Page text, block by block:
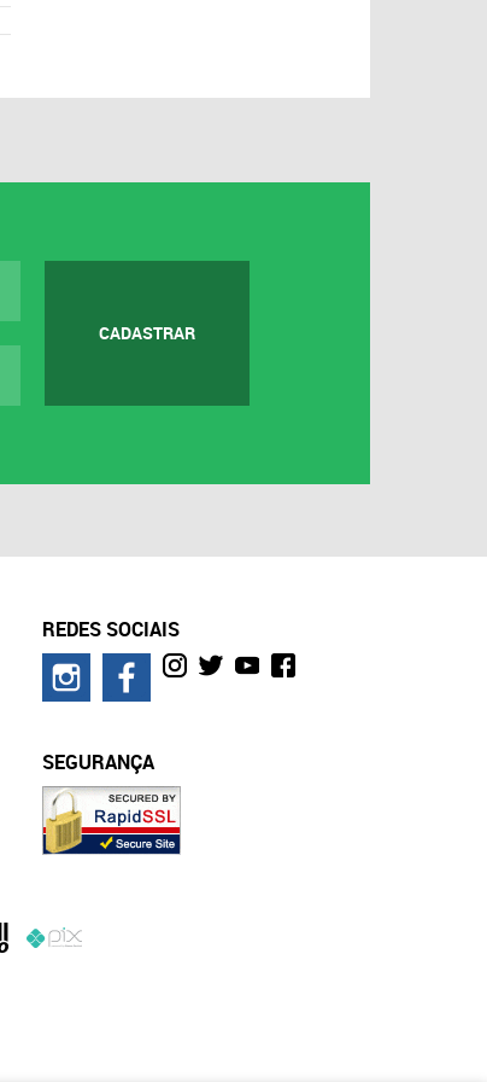
CADASTRAR
REDES SOCIAIS
SEGURANÇA